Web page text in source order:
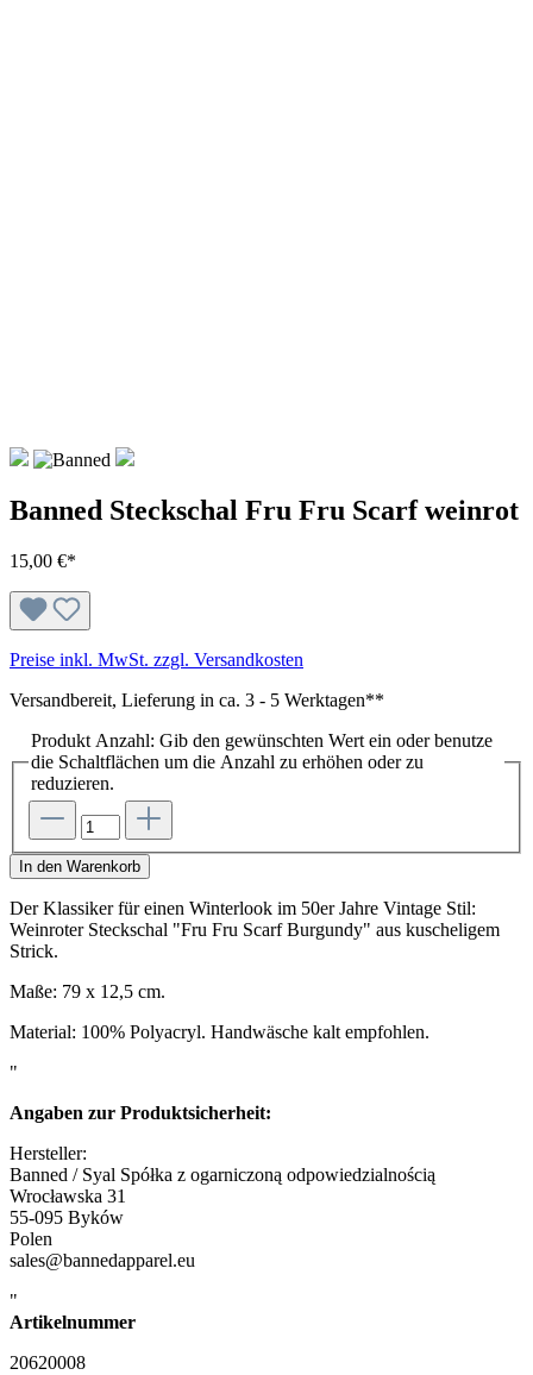
Banned Steckschal Fru Fru Scarf weinrot
15,00 €*
Preise inkl. MwSt. zzgl. Versandkosten
Versandbereit, Lieferung in ca. 3 - 5 Werktagen**
Produkt Anzahl: Gib den gewünschten Wert ein oder benutze
die Schaltflächen um die Anzahl zu erhöhen oder zu
reduzieren.
In den Warenkorb
Der Klassiker für einen Winterlook im 50er Jahre Vintage Stil:
Weinroter Steckschal "Fru Fru Scarf Burgundy" aus kuscheligem
Strick.
Maße: 79 x 12,5 cm.
Material: 100% Polyacryl. Handwäsche kalt empfohlen.
"
Angaben zur Produktsicherheit:
Hersteller:
Banned / Syal Spółka z ogarniczoną odpowiedzialnością
Wrocławska 31
55-095 Byków
Polen
sales@bannedapparel.eu
"
Artikelnummer
20620008